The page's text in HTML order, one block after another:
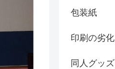
包装紙
印刷の劣化
同人グッズ